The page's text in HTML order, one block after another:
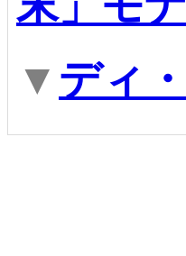
▼ ディ